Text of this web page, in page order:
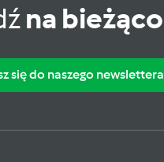
na bieżąco
się do naszego newslettera